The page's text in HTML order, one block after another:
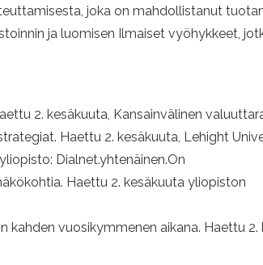
joka on mahdollistanut
ja luomisen Ilmaiset vyöhykkeet,
2. kesäkuuta, Kansainvälinen
Haettu 2. kesäkuuta, Lehight
Dialnet.yhtenäinen.On
Haettu 2. kesäkuuta yliopiston
kahden vuosikymmenen aikana. Haettu 2.